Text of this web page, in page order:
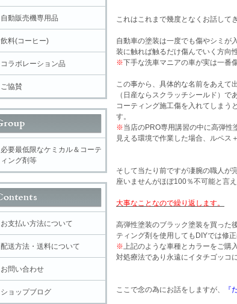
これはこれまで幾度となくお話して
自動車の塗装は一度でも傷やシミが
装に触れば触るだけ傷んでいく方向
※下手な洗車マニアの車が実は一番
この事から、具体的な名前をあえて
（日産ならスクラッチシールド）で
コーティング施工傷を入れてしまう
す。
※当店のPRO専用講習の中に高弾
見える環境で作業した場合、ルペス
そして当たり前ですが凄腕の職人が
座いませんがほぼ100％不可能と言
大事なことなので繰り返します。
高弾性塗装のブラック塗装を買った
ティング剤を使用してもDIYでは修正
※上記のような車種とカラーをご購
対処療法であり永遠にイタチゴッコ
ここで念の為にお話をしますが、 『
自動販売機専用品
飲料(コーヒー)
コラボレーション品
ご協賛
必要最低限なケミカル＆コーテ
ィング剤等
お支払い方法について
配送方法・送料について
お問い合わせ
ショップブログ